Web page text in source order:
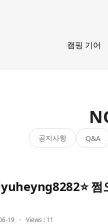
캠핑 기어
공지사항 Q&A
19 Views : 11